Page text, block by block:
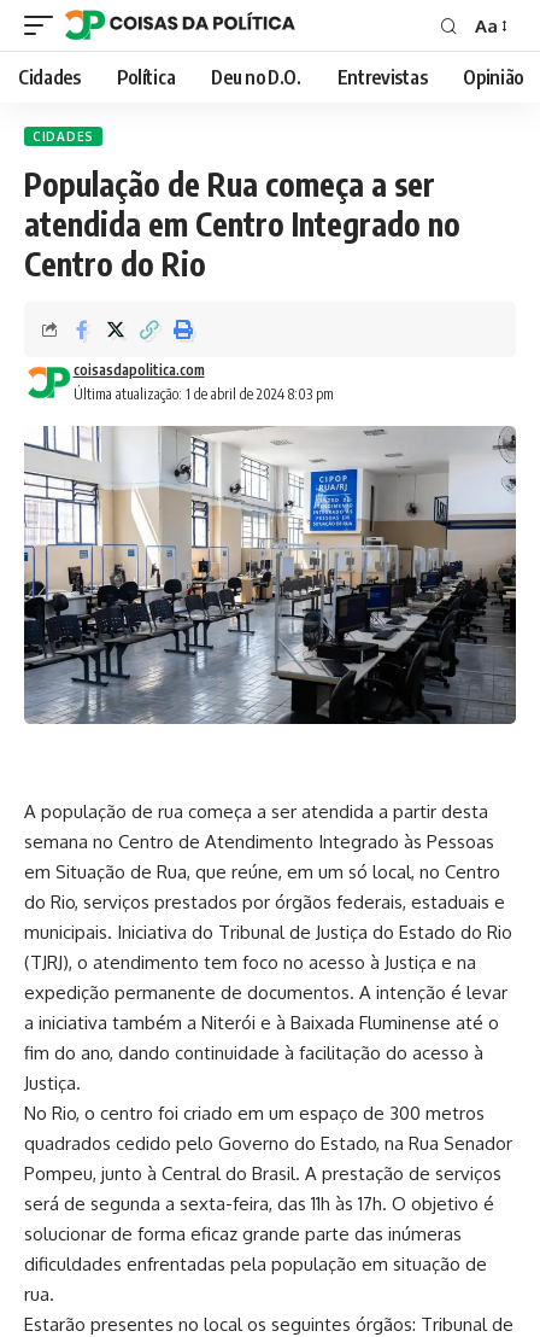
Font
Resizer
Aa
Cidades Política Deu no D.O. Entrevistas Opinião
CIDADES
População de Rua começa a ser
atendida em Centro Integrado no
Centro do Rio
Última atualização: 1 de abril de 2024 8:03 pm
coisasdapolitica.com
A população de rua começa a ser atendida a partir desta
semana no Centro de Atendimento Integrado às Pessoas
em Situação de Rua, que reúne, em um só local, no Centro
do Rio, serviços prestados por órgãos federais, estaduais e
municipais. Iniciativa do Tribunal de Justiça do Estado do Rio
(TJRJ), o atendimento tem foco no acesso à Justiça e na
expedição permanente de documentos. A intenção é levar
a iniciativa também a Niterói e à Baixada Fluminense até o
fim do ano, dando continuidade à facilitação do acesso à
Justiça.
No Rio, o centro foi criado em um espaço de 300 metros
quadrados cedido pelo Governo do Estado, na Rua Senador
Pompeu, junto à Central do Brasil. A prestação de serviços
será de segunda a sexta-feira, das 11h às 17h. O objetivo é
solucionar de forma eficaz grande parte das inúmeras
dificuldades enfrentadas pela população em situação de
rua.
Estarão presentes no local os seguintes órgãos: Tribunal de